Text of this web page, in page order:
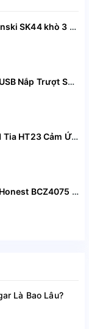
ngay viền cạnh
dễ dàng
cho người thân
được được
ra lỗi của nhà
cố gì trong sản
va đập để hàng
Bật Lửa Hộp Quẹt Gas Lubinski SK44 khò 3 tia nhìn rõ lượng gas, kèm theo đục Cigar cao cấp
Hột Quẹt Bật Lửa Sạc Điện USB Nắp Trượt SZ387 Kiêm Đồng Hồ Cầm Tay Nhỏ Gọn Tiện Lợi -Giao Màu Ngẫu Nhiên
Hột Quẹt Bật Lửa Khò Gas 1 Tia HT23 Cảm Ứng Lắc Tay Có Ô Quan Sát Gas - Giao Màu Ngẫu Nhiên
Hột Quẹt Bật Lửa Sạc Điện Honest BCZ4075 Siêu Mỏng Sạc Nhanh Chỉ Trong 5 Phút - Nhiều Màu
Là Bao Lâu?